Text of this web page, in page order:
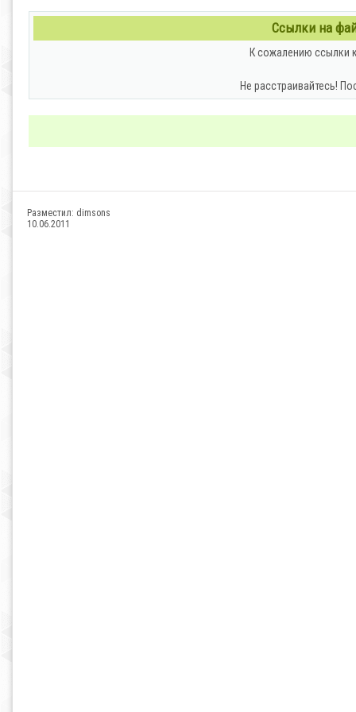
Ссылки на
К сожалению ссылки
Не расстраивайтесь!
Разместил: dimsons
10.06.2011